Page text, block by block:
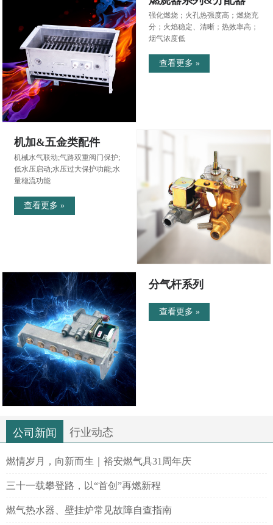
强化燃烧；火孔热强度高；燃烧充
分；火焰稳定、清晰；热效率高；
烟气浓度低
查看更多 »
机加&五金类配件
机械水气联动;气路双重阀门保护;
低水压启动;水压过大保护功能;水
量稳流功能
查看更多 »
分气杆系列
查看更多 »
公司新闻 行业动态
燃情岁月，向新而生｜裕安燃气具31周年庆
三十一载攀登路，以“首创”再燃新程
燃气热水器、壁挂炉常见故障自查指南